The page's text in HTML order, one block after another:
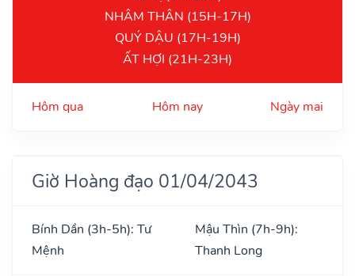
NHÂM THÂN (15H-17H)
QUÝ DẬU (17H-19H)
ẤT HỢI (21H-23H)
Hôm qua Hôm nay Ngày mai
Giờ Hoàng đạo 01/04/2043
Bính Dần (3h-5h): Tư
Mệnh
Mậu Thìn (7h-9h):
Thanh Long